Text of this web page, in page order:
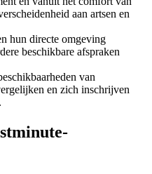
aan artsen en
hun directe omgeving
beschikbare afspraken
van
en zich inschrijven